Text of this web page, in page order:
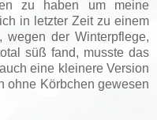
zu haben um meine
in letzter Zeit zu einem
wegen der Winterpflege,
süß fand, musste das
eine kleinere Version
ohne Körbchen gewesen